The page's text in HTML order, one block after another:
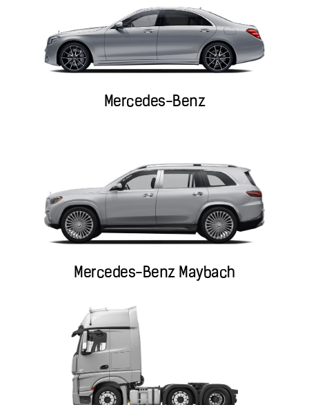
Mercedes-Benz
Mercedes-Benz Maybach